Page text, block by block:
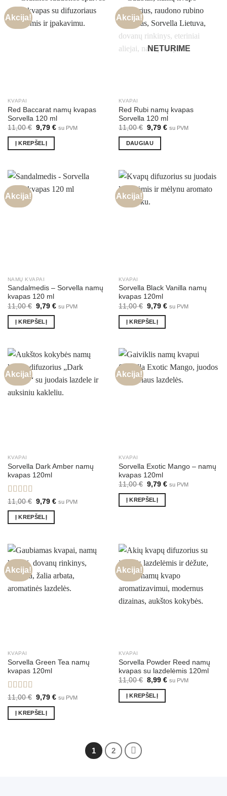
Akcija!
KVAPAI
Red Baccarat namų kvapas
Sorvella 120 ml
11,00€ Original
was:
11,00 €.
9,79 €Current
su PVM
Į KREPŠELĮ
Akcija!
NETURIME
KVAPAI
Red Rubi namų kvapas
Sorvella 120 ml
11,00€ Original
was:
11,00 €.
9,79 €Current
su PVM
DAUGIAU
Akcija!
NAMŲ KVAPAI
Sandalmedis – Sorvella namų
kvapas 120 ml
11,00€ Original
price
was:
11,00 €.
9,79 €Current
su PVM
Į KREPŠELĮ
Akcija!
KVAPAI
Sorvella Black Vanilla namų
kvapas 120ml
11,00€ Original
price
was:
11,00 €.
9,79 €Current
su PVM
Į KREPŠELĮ
Akcija!
KVAPAI
Sorvella Dark Amber namų
kvapas 120ml
Įvertinimas:
5.00iš 5
11,00€ Original
was:
11,00 €.
9,79 €Current
su PVM
Į KREPŠELĮ
Akcija!
KVAPAI
Sorvella Exotic Mango – namų
kvapas 120ml
11,00€ Original
was:
11,00 €.
9,79 €Current
su PVM
Į KREPŠELĮ
Akcija!
KVAPAI
Sorvella Green Tea namų
kvapas 120ml
Įvertinimas:
5.00iš 5
11,00€ Original
was:
11,00 €.
9,79 €Current
su PVM
Į KREPŠELĮ
Akcija!
KVAPAI
Sorvella Powder Reed namų
kvapas su lazdelėmis 120ml
11,00€ Original
was:
11,00 €.
8,99 €Current
su PVM
Į KREPŠELĮ
1 2